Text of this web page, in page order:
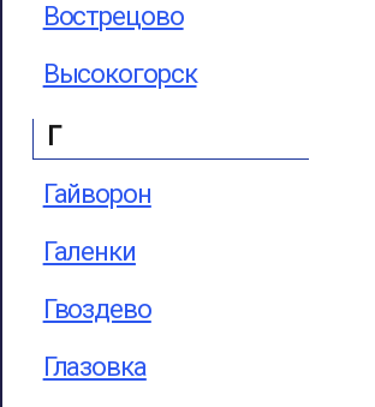
Вострецово
Высокогорск
Г
Гайворон
Галенки
Гвоздево
Глазовка